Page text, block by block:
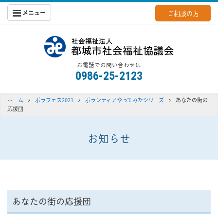
メニュー ご相談の方
お電話での問い合わせは
0986-25-2123
ホーム ボラフェス2021 ボランティアやってみたシリーズ
あなたの街の
応援団
お知らせ
あなたの街の応援団